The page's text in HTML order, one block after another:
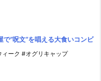
で”呪文”を唱える大食いコンビ
ーク #オグリキャップ